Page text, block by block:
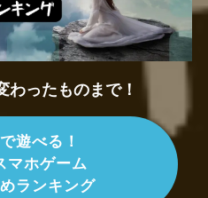
わったものまで！
遊べる！
マホゲーム
ランキング